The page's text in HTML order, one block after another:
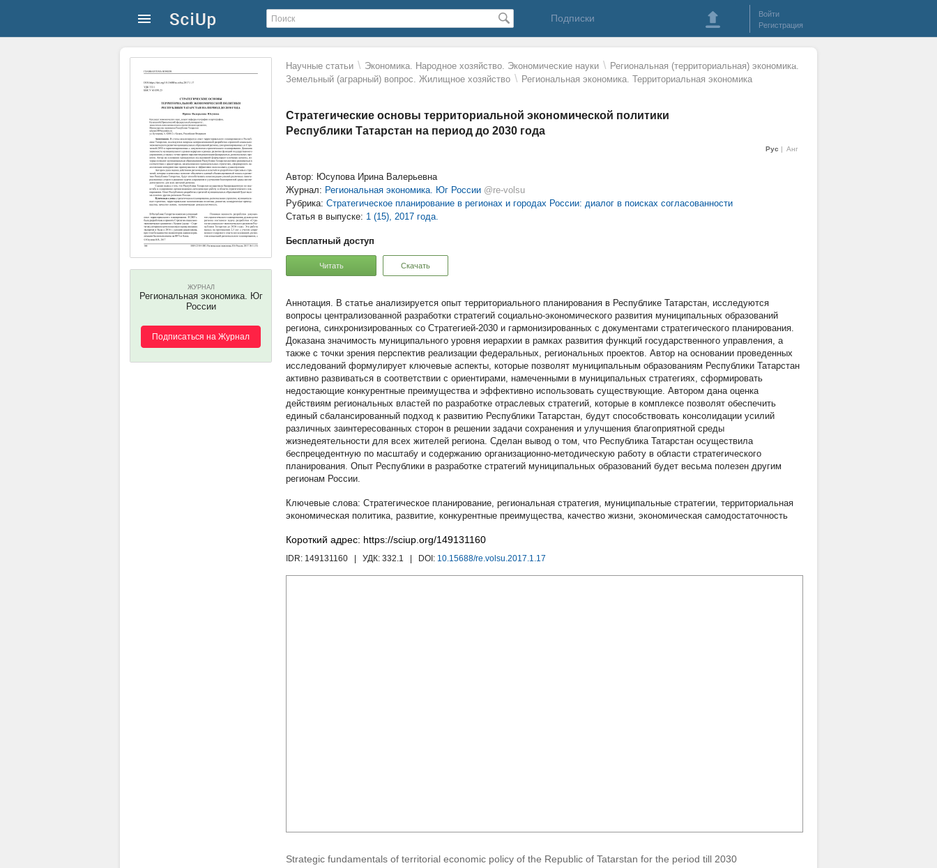
Подписки
Войти
Регистрация
Научные статьи \ Экономика. Народное хозяйство. Экономические науки \ Региональная (территориальная) экономика.
Земельный (аграрный) вопрос. Жилищное хозяйство \ Региональная экономика. Территориальная экономика
Стратегические основы территориальной экономической политики
Республики Татарстан на период до 2030 года
Рус Анг
ЖУРНАЛ
Региональная экономика. Юг
России
Подписаться на Журнал
Автор: Юсупова Ирина Валерьевна
Журнал: Региональная экономика. Юг России @re-volsu
Рубрика: Стратегическое планирование в регионах и городах России: диалог в поисках согласованности
Статья в выпуске: 1 (15), 2017 года.
Бесплатный доступ
Читать Скачать
В статье анализируется опыт территориального планирования в Республике Татарстан, исследуются
вопросы централизованной разработки стратегий социально-экономического развития муниципальных образований
региона, синхронизированных со Стратегией-2030 и гармонизированных с документами стратегического планирования.
Доказана значимость муниципального уровня иерархии в рамках развития функций государственного управления, а
также с точки зрения перспектив реализации федеральных, региональных проектов. Автор на основании проведенных
исследований формулирует ключевые аспекты, которые позволят муниципальным образованиям Республики Татарстан
активно развиваться в соответствии с ориентирами, намеченными в муниципальных стратегиях, сформировать
недостающие конкурентные преимущества и эффективно использовать существующие. Автором дана оценка
действиям региональных властей по разработке отраслевых стратегий, которые в комплексе позволят обеспечить
единый сбалансированный подход к развитию Республики Татарстан, будут способствовать консолидации усилий
различных заинтересованных сторон в решении задачи сохранения и улучшения благоприятной среды
жизнедеятельности для всех жителей региона. Сделан вывод о том, что Республика Татарстан осуществила
беспрецедентную по масштабу и содержанию организационно-методическую работу в области стратегического
планирования. Опыт Республики в разработке стратегий муниципальных образований будет весьма полезен другим
регионам России.
Стратегическое планирование, региональная стратегия, муниципальные стратегии, территориальная
экономическая политика, развитие, конкурентные преимущества, качество жизни, экономическая самодостаточность
Короткий адрес: https://sciup.org/149131160
IDR: 149131160 | УДК: 332.1 | DOI: 10.15688/re.volsu.2017.1.17
Strategic fundamentals of territorial economic policy of the Republic of Tatarstan for the period till 2030